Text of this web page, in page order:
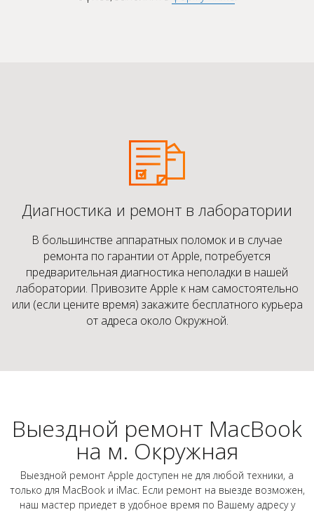
Диагностика и ремонт в лаборатории
В большинстве аппаратных поломок и в случае
ремонта по гарантии от Apple, потребуется
предварительная диагностика неполадки в нашей
лаборатории. Привозите Apple к нам самостоятельно
или (если цените время) закажите бесплатного курьера
от адреса около Окружной.
Выездной ремонт MacBook
на м. Окружная
Выездной ремонт Apple доступен не для любой техники, а
только для MacBook и iMac. Если ремонт на выезде возможен,
наш мастер приедет в удобное время по Вашему адресу у